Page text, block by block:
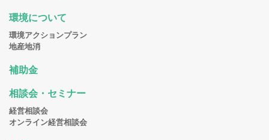
環境について
環境アクションプラン
地産地消
補助金
相談会・セミナー
経営相談会
オンライン経営相談会